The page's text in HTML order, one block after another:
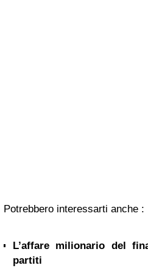
Potrebbero interessarti anche :
L’affare milionario del
partiti